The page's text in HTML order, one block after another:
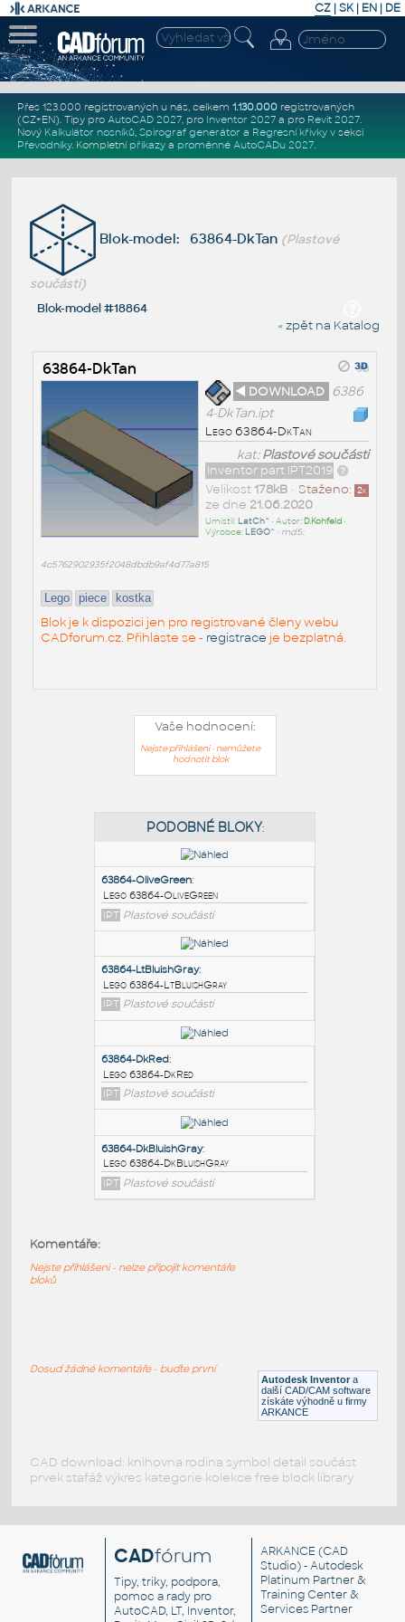
CZ | SK| EN | DE
Přes 123.000 registrovaných u nás, celkem 1.130.000registrovaných
(CZ+EN). Tipy pro AutoCAD 2027, pro Inventor 2027a pro Revit 2027.
Nový Kalkulátor nosníků, Spirograf generátor a Regresní křivkyv sekci
Převodníky. Kompletní příkazya proměnné AutoCADu 2027.
Blok-model: 63864-DkTan (Plastové
součásti)
Blok-model #18864
« zpět na Katalog
63864-DkTan
◄ DOWNLOAD
6386
4-DkTan.ipt
Lego 63864-DkTan
kat:Plastové součásti
Inventor part IPT2019
Staženo: 2x
Velikost 178kB•
ze dne 21.06.2020
Umístil: LatCh^ • Autor: D.Kohfeld•
Výrobce: LEGO^ • md5:
4c5762902935f2048dbdb9af4d77a815
Lego piece kostka
Blok je k dispozici jen pro registrované členy webu
CADforum.cz. Přihlaste se - registrace je bezplatná.
Vaše hodnocení:
Nejste přihlášeni - nemůžete
hodnotit blok
PODOBNÉ BLOKY
63864-OliveGreen:
Lego 63864-OliveGreen
IPT Plastové součásti
63864-LtBluishGray:
Lego 63864-LtBluishGray
IPT Plastové součásti
Lego 63864-DkRed
Lego 63864-DkBluishGray
Autodesk Inventor a
další CAD/CAM software
získáte výhodně u firmy
ARKANCE
Komentáře:
Nejste přihlášeni - nelze připojit komentáře
bloků
Dosud žádné komentáře - buďte první
CAD download: knihovna rodina symbol detail součást
prvek stafáž výkres kategorie kolekce free block library
CADfórum
Tipy, triky, podpora,
pomoc a rady pro
AutoCAD, LT, Inventor,
ARKANCE (CAD
Studio) - Autodesk
Platinum Partner &
Training Center &
Services Partner